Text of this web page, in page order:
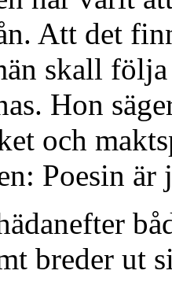
Att det
skall följa
Hon
och
Poesin
breder ut